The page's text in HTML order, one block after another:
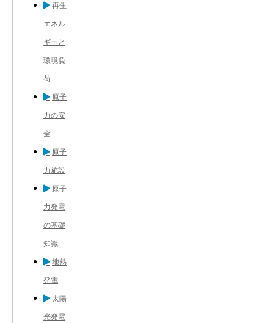
再生
エネル
ギーと
環境負
荷
原子
力の安
全
原子
力施設
原子
力発電
の基礎
知識
地熱
発電
太陽
光発電